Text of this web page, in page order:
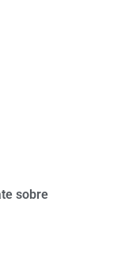
sobre